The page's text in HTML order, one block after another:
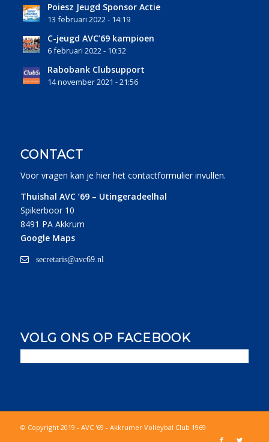
Poiesz Jeugd Sponsor Actie
13 februari 2022 - 14:19
C-jeugd AVC’69 kampioen
6 februari 2022 - 10:32
Rabobank Clubsupport
14 november 2021 - 21:56
CONTACT
Voor vragen kan je hierhet contactformulier invullen.
Thuishal AVC ’69 – Utingeradeelhal
Spikerboor 10
8491 PA Akkrum
Google Maps
secretaris@avc69.nl
VOLG ONS OP FACEBOOK
© Copyright 2019 - AVC '69 - Akkrumer Volleybal Club 1969